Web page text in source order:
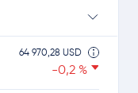
-0,2 %
64 970,28 USD